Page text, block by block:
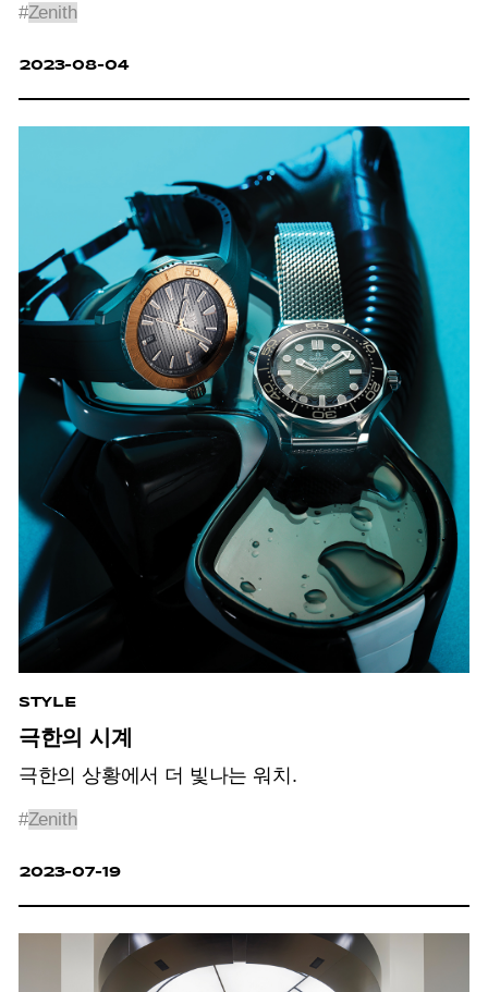
#Zenith
2023-08-04
STYLE
극한의 시계
극한의 상황에서 더 빛나는 워치.
#Zenith
2023-07-19